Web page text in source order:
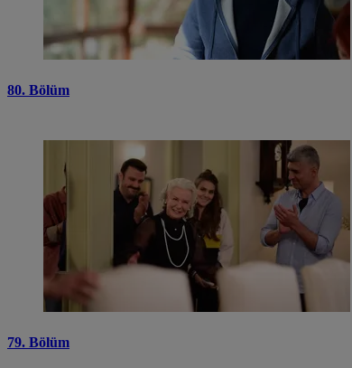
80. Bölüm
79. Bölüm